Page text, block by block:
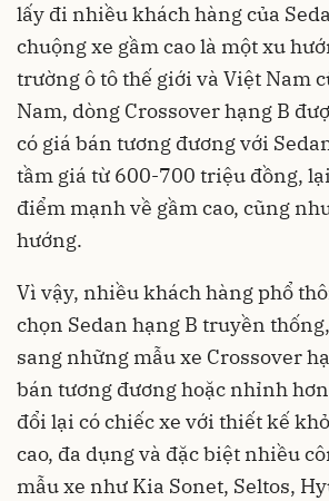
lấy đi nhiều khách hàng của
chuộng xe gầm cao là một xu
trường ô tôthế giới và Việt Nam
Nam, dòng Crossover hạng B
có giá bán tương đương với
tầm giá từ 600-700 triệu đồng,
điểm mạnh về gầm cao, cũng
hướng.
Vì vậy, nhiều khách hàng phổ
chọn Sedan hạng B truyền
sang những mẫu xe Crossover
bán tương đương hoặc nhỉnh
đổi lại có chiếc xe với thiết kế
cao, đa dụng và đặc biệt nhiều
mẫu xe như Kia Sonet, Seltos,